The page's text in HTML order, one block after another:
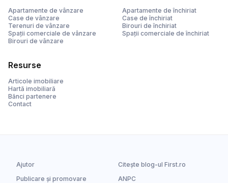
Apartamente de vânzare
Case de vânzare
Terenuri de vânzare
Spații comerciale de vânzare
Birouri de vânzare
Apartamente de închiriat
Case de închiriat
Birouri de închiriat
Spații comerciale de închiriat
Resurse
Articole imobiliare
Hartă imobiliară
Bănci partenere
Contact
Ajutor
Citește blog-ul First.ro
Publicare și promovare
ANPC